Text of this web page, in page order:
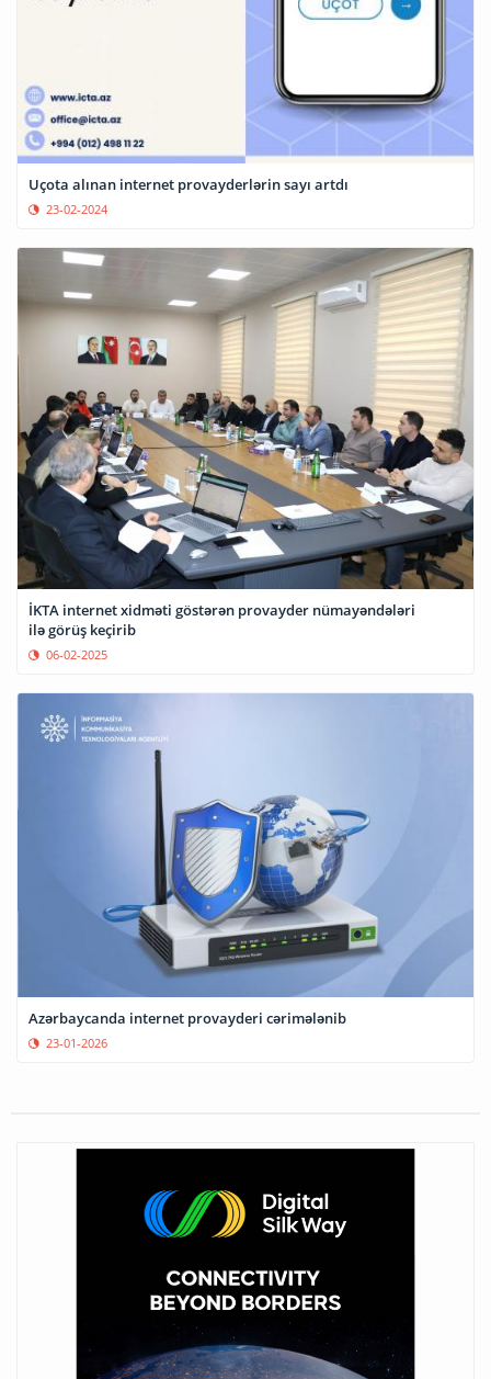
Uçota alınan internet provayderlərin sayı artdı
23-02-2024
İKTA internet xidməti göstərən provayder nümayəndələri
ilə görüş keçirib
06-02-2025
Azərbaycanda internet provayderi cərimələnib
23-01-2026